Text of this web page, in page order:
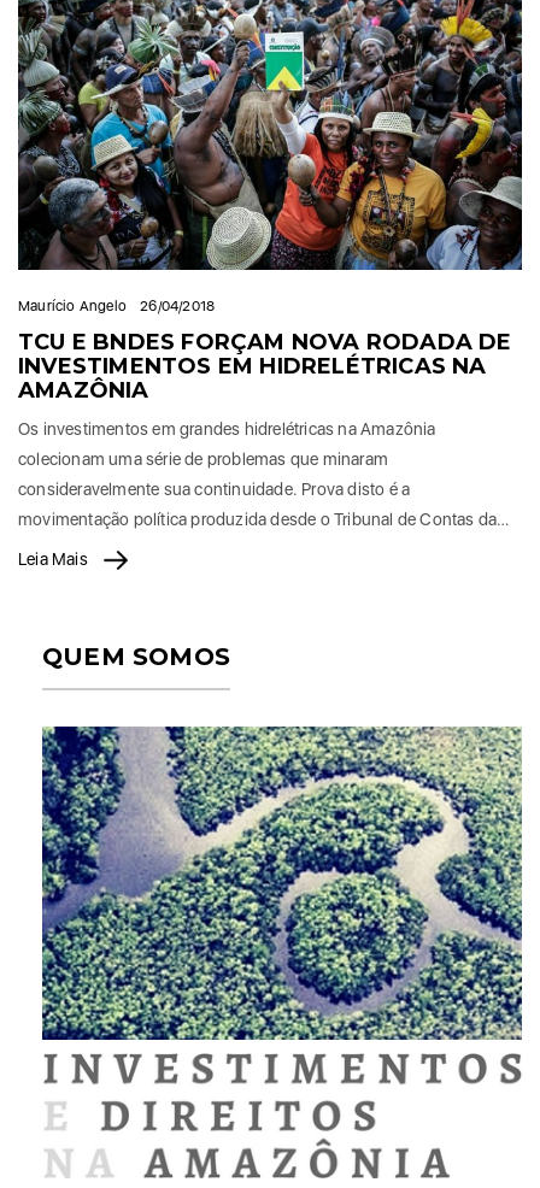
Maurício Angelo 26/04/2018
TCU E BNDES FORÇAM NOVA RODADA DE
INVESTIMENTOS EM HIDRELÉTRICAS NA
AMAZÔNIA
Os investimentos em grandes hidrelétricas na Amazônia
colecionam uma série de problemas que minaram
consideravelmente sua continuidade. Prova disto é a
movimentação política produzida desde o Tribunal de Contas da…
Leia Mais
QUEM SOMOS